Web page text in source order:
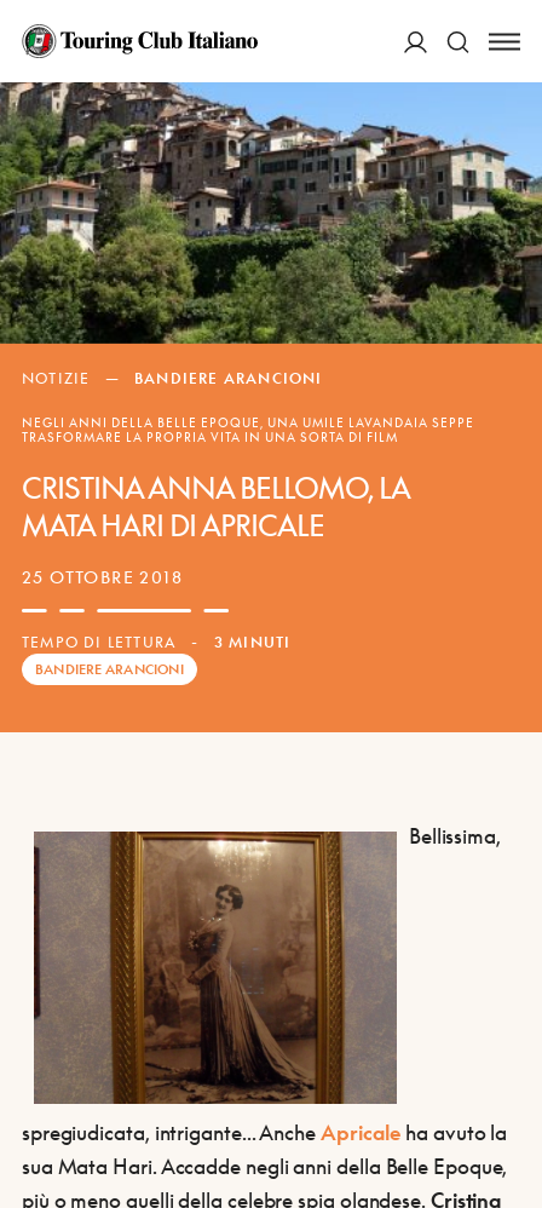
Cerca
NOTIZIE — BANDIERE ARANCIONI
NEGLI ANNI DELLA BELLE EPOQUE, UNA UMILE LAVANDAIA SEPPE
TRASFORMARE LA PROPRIA VITA IN UNA SORTA DI FILM
CRISTINA ANNA BELLOMO, LA
MATA HARI DI APRICALE
25 OTTOBRE 2018
TEMPO DI LETTURA - 3 MINUTI
BANDIERE ARANCIONI
Bellissima,
spregiudicata, intrigante... AncheApricale ha avuto la
sua Mata Hari. Accadde negli anni della Belle Epoque,
più o meno quelli della celebre spia olandese. Cristina